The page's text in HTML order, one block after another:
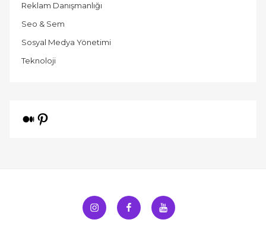
Reklam Danışmanlığı
Seo & Sem
Sosyal Medya Yönetimi
Teknoloji
OrtaPinterest
InstagramFacebookYoutube